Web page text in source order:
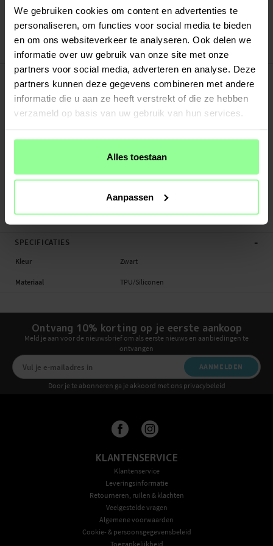
We gebruiken cookies om content en advertenties te
personaliseren, om functies voor social media te bieden
en om ons websiteverkeer te analyseren. Ook delen we
informatie over uw gebruik van onze site met onze
partners voor social media, adverteren en analyse. Deze
partners kunnen deze gegevens combineren met andere
informatie die u aan ze heeft verstrekt of die ze hebben
verzameld op basis van uw gebruik van hun services.
Alles toestaan
Aanpassen
Veilig betalen met Klarna of Paypal
30 dagen retourrecht
Art number :24371
PRODUCTBESCHRIJVING -
Schokbestendig tablethoesje van EVA materiaal voor de Apple iPad Pro 10.5
2nd Gen (2017). Dit is het perfecte hoesje voor de jongere leden in de familie.
EVA is een zacht plastic materiaal dat niet barst als het valt.
Het hoesje heeft een handvat om de tablet gemakkelijk te kunnen dragen. Het
handvat kan worden omgeklapt tot een standaard om de tablet horizontaal
- Gemakkelijk om- en afdoen bij je tablet
- Slim handvat - kan een standaard vormen om films te kij...Meer
SPECIFICATIES -
Kleur Zwart
Materiaal TPU/Siliconen
Ontvang 10% korting op je eerste aankoop
Meld je aan voor de nieuwsbrief om als eerste nieuws en aanbiedingen te
ontvangen
AANMELDEN
Door je te abonneren ga je akkoord met ons privacybeleid
KLANTENSERVICE
Klantenservice
Leveringsinformatie
Retourneren, ruilen & klachten
Veelgestelde vragen
Algemene voorwaarden
Cookie- & persoonsgegevensbeleid
Toegankelijkheid